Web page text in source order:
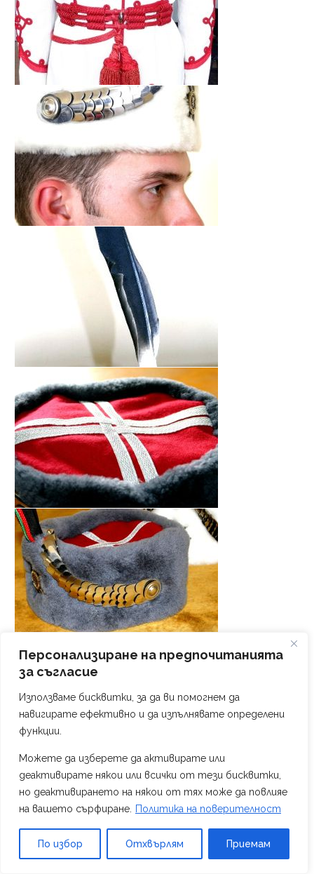
Персонализиране на предпочитанията
за съгласие
Използваме бисквитки, за да ви помогнем да
навигирате ефективно и да изпълнявате определени
функции.
Можете да изберете да активирате или
деактивирате някои или всички от тези бисквитки,
но деактивирането на някои от тях може да повлияе
на вашето сърфиране.
Политика на поверителност
По избор Отхвърлям Приемам